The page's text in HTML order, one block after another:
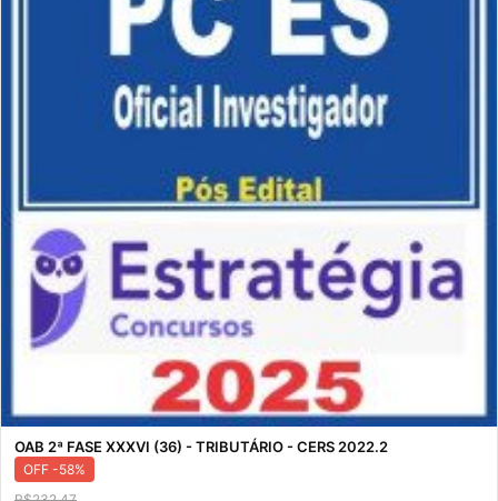
OAB 2ª FASE XXXVI (36) - TRIBUTÁRIO - CERS 2022.2
OFF -58%